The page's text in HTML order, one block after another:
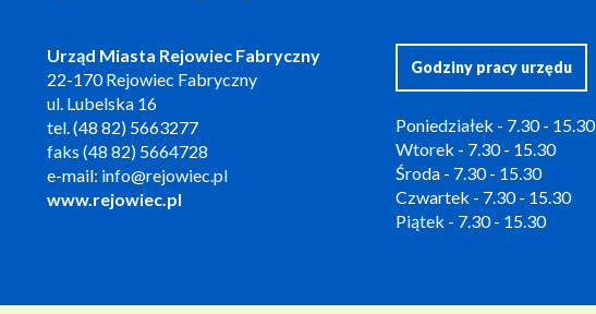
Urząd Miasta Rejowiec Fabryczny
22-170 Rejowiec Fabryczny
ul. Lubelska 16
tel. (48 82) 5663277
faks (48 82) 5664728
e-mail: info@rejowiec.pl
www.rejowiec.pl
Godziny pracy urzędu
Poniedziałek - 7.30 - 15.30
Wtorek - 7.30 - 15.30
Środa - 7.30 - 15.30
Czwartek - 7.30 - 15.30
Piątek - 7.30 - 15.30